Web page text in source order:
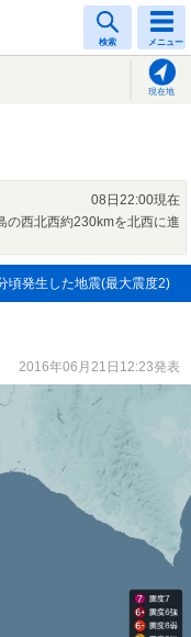
検索 メニュー
現在地
08日22:00現在
の西北西約230kmを北西に進
頃発生した地震(最大震度2)
2016年06月21日12:23発表